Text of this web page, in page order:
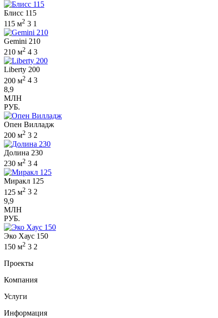
Блисс 115
115 м2 3 1
Gemini 210
210 м2 4 3
Liberty 200
200 м2 4 3
8,9
МЛН
РУБ.
Опен Вилладж
200 м2 3 2
Долина 230
230 м2 3 4
Миракл 125
125 м2 3 2
9,9
МЛН
РУБ.
Эко Хаус 150
150 м2 3 2
Проекты
Компания
Услуги
Информация